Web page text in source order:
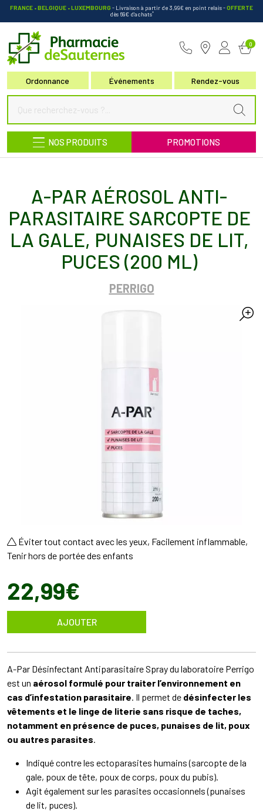
FRANCE • BELGIQUE • LUXEMBOURG - Livraison à partir de 3,99€ en point relais-OFFERTE
dès 69€ d’achats*
Ordonnance Événements Rendez-vous
0
NOS PRODUITS PROMOTIONS
A-PAR AÉROSOL ANTI-
PARASITAIRE SARCOPTE DE
LA GALE, PUNAISES DE LIT,
PUCES (200 ML)
PERRIGO
Éviter tout contact avec les yeux, Facilement inflammable,
Tenir hors de portée des enfants
22,99€
AJOUTER
A-Par Désinfectant Antiparasitaire Spray du laboratoire Perrigo
est un aérosol formulé pour traiter l’environnement en
cas d’infestation parasitaire. Il permet de désinfecter les
vêtements et le linge de literie sans risque de taches,
notamment en présence de puces, punaises de lit, poux
ou autres parasites.
Indiqué contre les ectoparasites humains (sarcopte de la
gale, poux de tête, poux de corps, poux du pubis).
Agit également sur les parasites occasionnels (punaises
de lit, puces).